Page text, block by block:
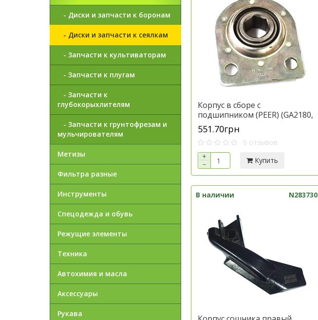
- Диски и запчасти к боронам
- Диски и запчасти к сеялкам
- Запчасти к культиваторам
- Запчасти к плугам
- Запчасти к
глубокорыхлителям
- Запчасти к грунтофрезам и
мульчирователям
Метизы
Фильтра разные
Инструменты
Спецодежда и обувь
Режущие элементы
Техника
Автохимия и масла
Аксессуары
Рукава
Корпус в сборе с
подшипником (PEER) (GA2180,
822-239C, 00240151) к технике
Джон Дир, артикул AA35646.P
551.70грн
0 отзывов
+
−
Купить
В наличии N283730